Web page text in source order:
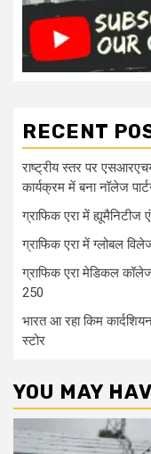
RECENT
राष्ट्रीय स्तर पर
कार्यक्रम में बना नॉलेज
ग्राफिक एरा में
ग्राफिक एरा में ग्लोबल
ग्राफिक एरा मेडिकल
250
भारत आ रहा किम
स्टोर
YOU MAY